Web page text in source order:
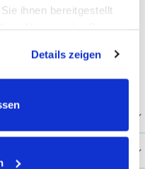
ihnen bereitgestellt
Details zeigen
und Gehalte